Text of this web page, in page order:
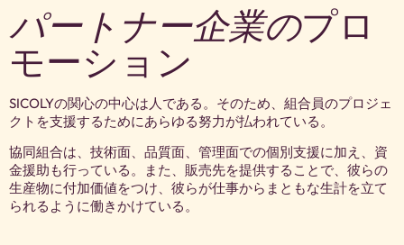
パートナー企業のプロ
モーション
SICOLYの関心の中心は人である。そのため、組合員のプロジェ
クトを支援するためにあらゆる努力が払われている。
協同組合は、技術面、品質面、管理面での個別支援に加え、資
金援助も行っている。また、販売先を提供することで、彼らの
生産物に付加価値をつけ、彼らが仕事からまともな生計を立て
られるように働きかけている。